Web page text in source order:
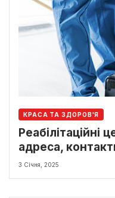
КРАСА ТА ЗДОРОВ'Я
Реабілітаційні
адреса,
3 Січня, 2025